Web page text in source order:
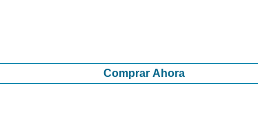
Comprar Ahora